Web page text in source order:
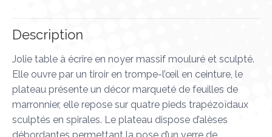
Description
Jolie table à écrire en noyer massif mouluré et sculpté.
Elle ouvre par un tiroir en trompe-l’œil en ceinture, le
plateau présente un décor marqueté de feuilles de
marronnier, elle repose sur quatre pieds trapézoïdaux
sculptés en spirales. Le plateau dispose d’alèses